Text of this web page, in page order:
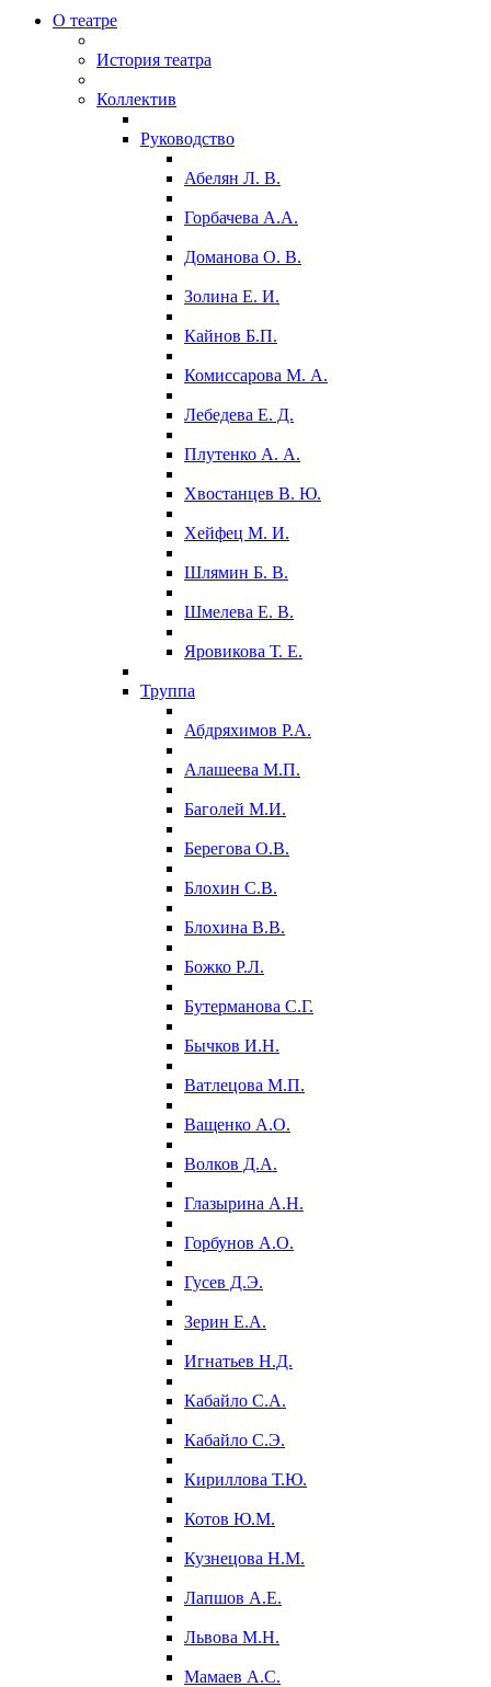
О театре
История театра
Коллектив
Руководство
Абелян Л. В.
Горбачева А.А.
Доманова О. В.
Золина Е. И.
Кайнов Б.П.
Комиссарова М. А.
Лебедева Е. Д.
Плутенко А. А.
Хвостанцев В. Ю.
Хейфец М. И.
Шлямин Б. В.
Шмелева Е. В.
Яровикова Т. Е.
Труппа
Абдряхимов Р.А.
Алашеева М.П.
Баголей М.И.
Берегова О.В.
Блохин С.В.
Блохина В.В.
Божко Р.Л.
Бутерманова С.Г.
Бычков И.Н.
Ватлецова М.П.
Ващенко А.О.
Волков Д.А.
Глазырина А.Н.
Горбунов А.О.
Гусев Д.Э.
Зерин Е.А.
Игнатьев Н.Д.
Кабайло С.А.
Кабайло С.Э.
Кириллова Т.Ю.
Котов Ю.М.
Кузнецова Н.М.
Лапшов А.Е.
Львова М.Н.
Мамаев А.С.